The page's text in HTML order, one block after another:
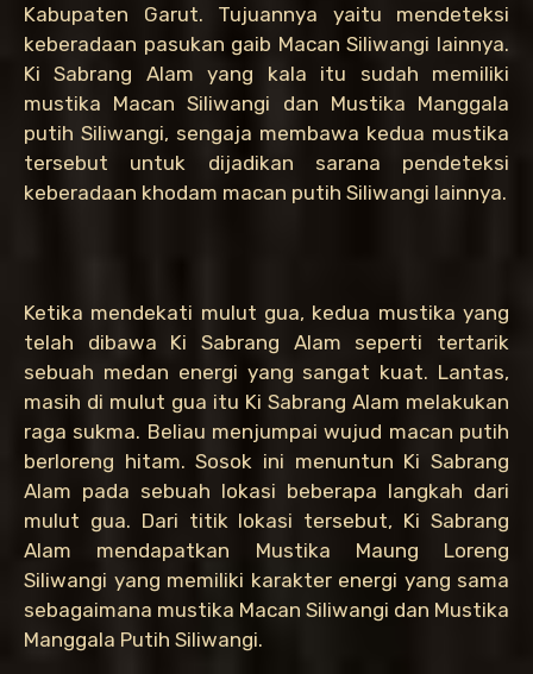
Kabupaten Garut. Tujuannya yaitu mendeteksi
keberadaan pasukan gaib Macan Siliwangi lainnya.
Ki Sabrang Alam yang kala itu sudah memiliki
mustika Macan Siliwangi dan Mustika Manggala
putih Siliwangi, sengaja membawa kedua mustika
tersebut untuk dijadikan sarana pendeteksi
keberadaan khodam macan putih Siliwangi lainnya.
Ketika mendekati mulut gua, kedua mustika yang
telah dibawa Ki Sabrang Alam seperti tertarik
sebuah medan energi yang sangat kuat. Lantas,
masih di mulut gua itu Ki Sabrang Alam melakukan
raga sukma. Beliau menjumpai wujud macan putih
berloreng hitam. Sosok ini menuntun Ki Sabrang
Alam pada sebuah lokasi beberapa langkah dari
mulut gua. Dari titik lokasi tersebut, Ki Sabrang
Alam mendapatkan Mustika Maung Loreng
Siliwangi yang memiliki karakter energi yang sama
sebagaimana mustika Macan Siliwangi dan Mustika
Manggala Putih Siliwangi.